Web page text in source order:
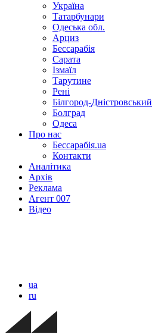
Україна
Татарбунари
Одеська обл.
Арциз
Бессарабія
Сарата
Ізмаїл
Тарутине
Рені
Білгород-Дністровський
Болград
Одеса
Про нас
Бессарабія.ua
Контакти
Аналітика
Архів
Реклама
Агент 007
Відео
ua
ru